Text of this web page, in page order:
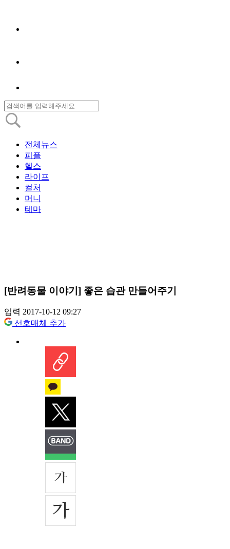
전체뉴스
피플
헬스
라이프
컬처
머니
테마
[반려동물 이야기] 좋은 습관 만들어주기
입력 2017-10-12 09:27
선호매체 추가